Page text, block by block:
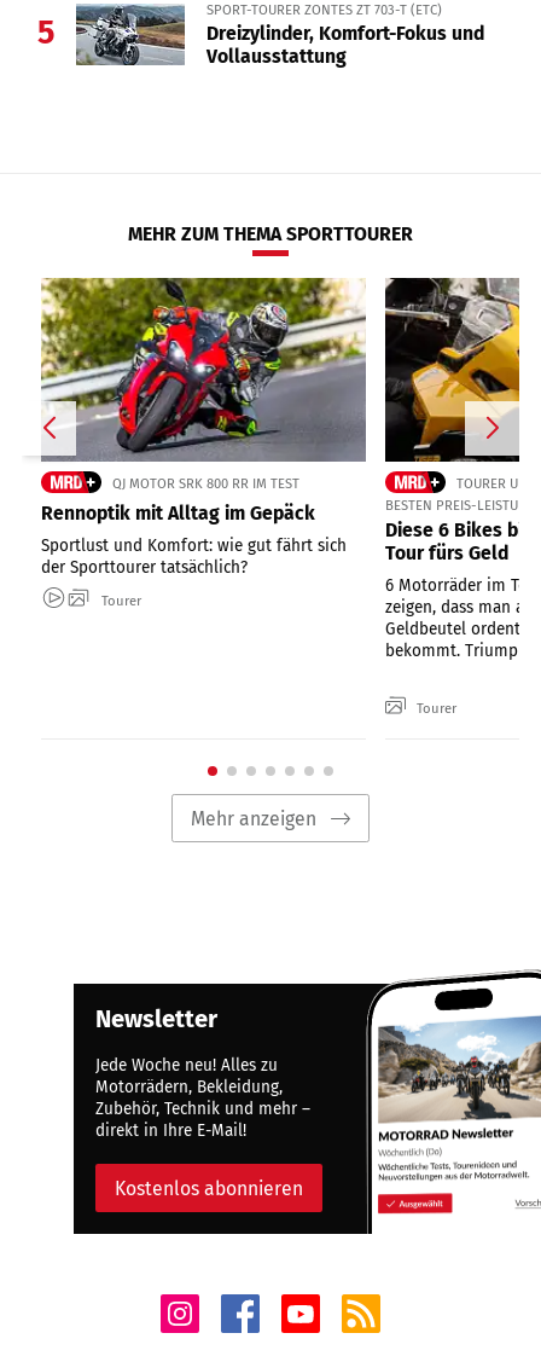
5
SPORT-TOURER ZONTES ZT 703-T (ETC)
Dreizylinder, Komfort-Fokus und
Vollausstattung
MEHR ZUM THEMA SPORTTOURER
QJ MOTOR SRK 800 RR IM TEST
Rennoptik mit Alltag im Gepäck
Sportlust und Komfort: wie gut fährt sich
der Sporttourer tatsächlich?
Tourer
TOURER UND
BESTEN PREIS-LEISTUNG
Diese 6 Bikes
Tour fürs Geld
6 Motorräder im Test
zeigen, dass man
Geldbeutel
bekommt. Triumph,
Tourer
Mehr anzeigen
Newsletter
Jede Woche neu! Alles zu
Motorrädern, Bekleidung,
Zubehör, Technik und mehr –
direkt in Ihre E-Mail!
Kostenlos abonnieren